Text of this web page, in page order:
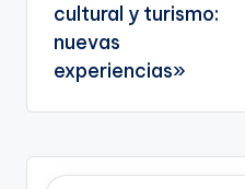
cultural y turismo:
nuevas
experiencias»